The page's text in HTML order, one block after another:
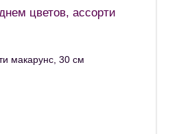
цветов, ассорти
макарунс, 30 см